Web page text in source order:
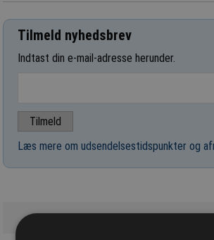
Tilmeld nyhedsbrev
Indtast din e-mail-adresse herunder.
Læs mere om udsendelsestidspunkter og